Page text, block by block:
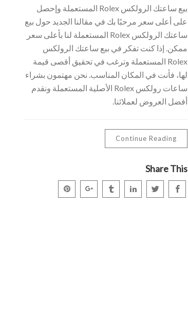
بيع ساعتك الرولكس Rolex المستعملة وإحصل
على أعلى سعر مرحبًا بك في مقالنا الجديد حول بيع
ساعتك الرولكس Rolex المستعملة لنا بأعلى سعر
ممكن. إذا كنت تفكر في بيع ساعتك الرولكس
Rolex المستعملة وترغب في تحقيق أقصى قيمة
لها، فأنت في المكان المناسب. نحن مهتمون بشراء
ساعات رولكس Rolex الأصلية المستعملة ونقدم
أفضل العروض لعملائنا.
Continue Reading
Share This